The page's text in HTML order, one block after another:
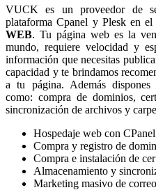
VUCK es un proveedor de
plataforma Cpanel y Plesk en
WEB. Tu página web es la
mundo, requiere velocidad y
información que necesitas
capacidad y te brindamos
a tu página. Además dispones
como: compra de dominios,
sincronización de archivos y
Hospedaje web con
Compra y registro de
Compra e instalación de
Almacenamiento y
Marketing masivo de